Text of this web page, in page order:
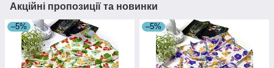
Акційні пропозиції та новинки
–5% –5%